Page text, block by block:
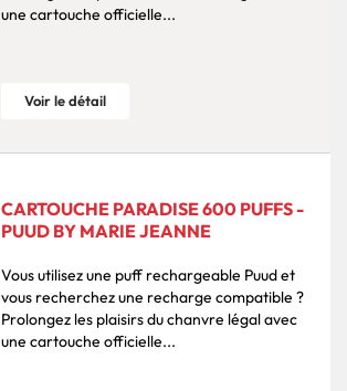
une cartouche officielle...
Voir le détail
CARTOUCHE PARADISE 600 PUFFS -
PUUD BY MARIE JEANNE
Vous utilisez une puff rechargeable Puud et
vous recherchez une recharge compatible ?
Prolongez les plaisirs du chanvre légal avec
une cartouche officielle...